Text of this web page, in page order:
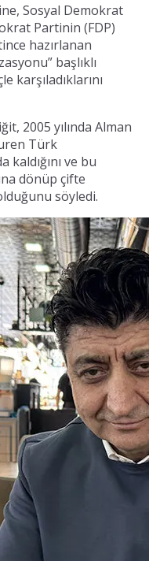
Sosyal Demokrat
Partinin (FDP)
hazırlanan
başlıklı
karşıladıklarını
2005 yılında Alman
Türk
kaldığını ve bu
dönüp çifte
söyledi.